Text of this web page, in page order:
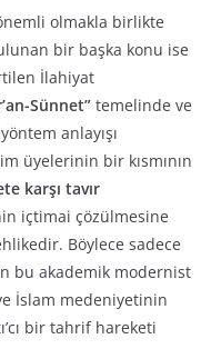
olmakla birlikte
bir başka konu ise
İlahiyat
Sünnet” temelinde ve
anlayışı
üyelerinin bir kısmının
karşı tavır
içtimai çözülmesine
Böylece sadece
bu akademik modernist
İslam medeniyetinin
bir tahrif hareketi